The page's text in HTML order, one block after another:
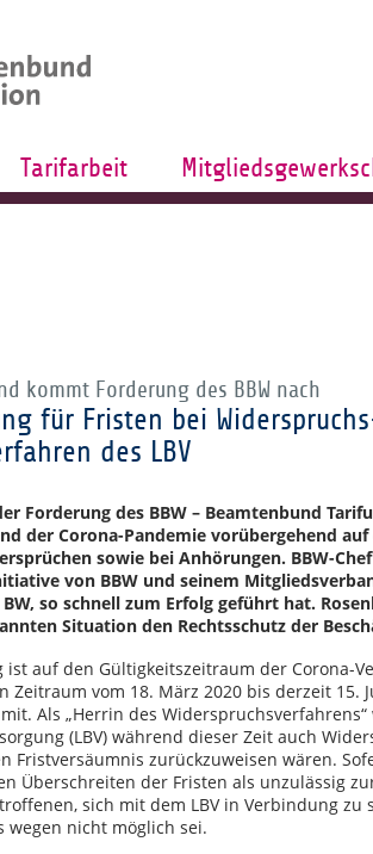
Tarifarbeit
kommt Forderung des BBW nach
für Fristen bei
des LBV
Forderung des BBW – Beamtenbund
der Corona-Pandemie vorübergehend
sowie bei Anhörungen. BBW-
von BBW und seinem
so schnell zum Erfolg geführt hat.
Situation den Rechtsschutz der
ist auf den Gültigkeitszeitraum der Corona-
Zeitraum vom 18. März 2020 bis derzeit 15.
Als „Herrin des
(LBV) während dieser Zeit auch
Fristversäumnis zurückzuweisen wären.
Überschreiten der Fristen als unzulässig
sich mit dem LBV in Verbindung zu
wegen nicht möglich sei.